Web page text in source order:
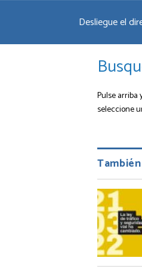
Desliegue el
Pulse arriba
seleccione